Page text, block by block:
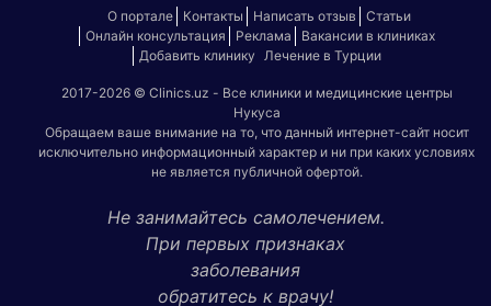
О портале Контакты Написать отзыв
Статьи
Онлайн консультация
Реклама
Вакансии в клиниках
Добавить клинику
Лечение в Турции
2017-2026 © Clinics.uz - Все клиники и медицинские центры
Нукуса
Обращаем ваше внимание на то, что данный интернет-сайт носит
исключительно информационный характер и ни при каких условиях
не является публичной офертой.
Не занимайтесь самолечением.
При первых признаках
заболевания
обратитесь к врачу!